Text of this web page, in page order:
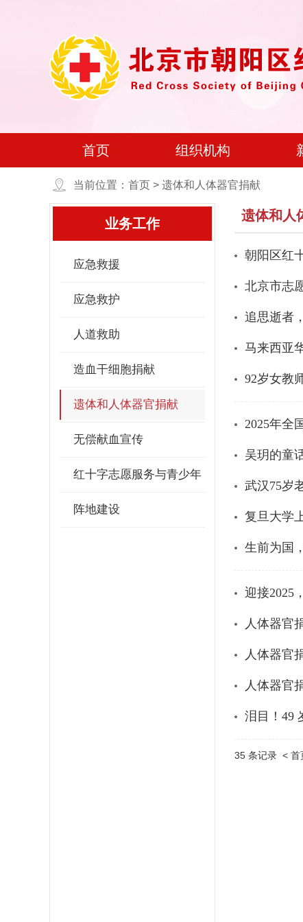
首页 组织机构
当前位置：首页 > 遗体和人体器官捐献
业务工作
应急救援
应急救护
人道救助
造血干细胞捐献
遗体和人体器官捐献
无偿献血宣传
红十字志愿服务与青少年
阵地建设
遗体和人
朝阳区红
北京市志
追思逝者
马来西亚
92岁女教
2025年全
吴玥的童
武汉75岁
复旦大学
生前为国
迎接2025
人体器官
人体器官
人体器官
泪目！49
35 条记录 < 首